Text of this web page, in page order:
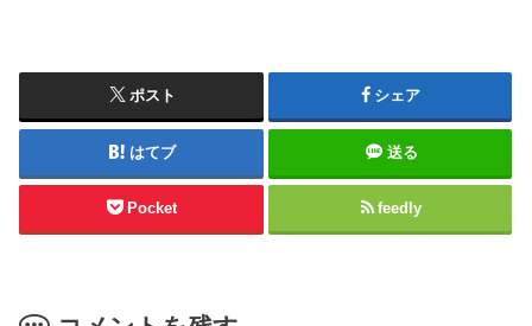
ポスト シェア
はてブ 送る
Pocket feedly